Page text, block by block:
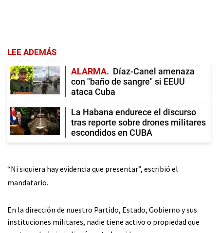
LEE ADEMÁS
ALARMA
Díaz-Canel amenaza
con "baño de sangre" si EEUU
ataca Cuba
La Habana endurece el discurso
tras reporte sobre drones militares
escondidos en CUBA
“Ni siquiera hay evidencia que presentar”, escribió el
mandatario.
En la dirección de nuestro Partido, Estado, Gobierno y sus
instituciones militares, nadie tiene activo o propiedad que